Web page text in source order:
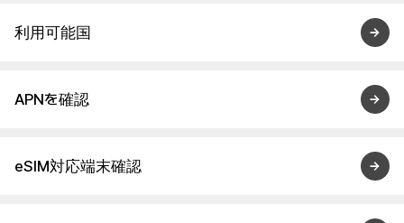
利用可能国
APNを確認
eSIM対応端末確認